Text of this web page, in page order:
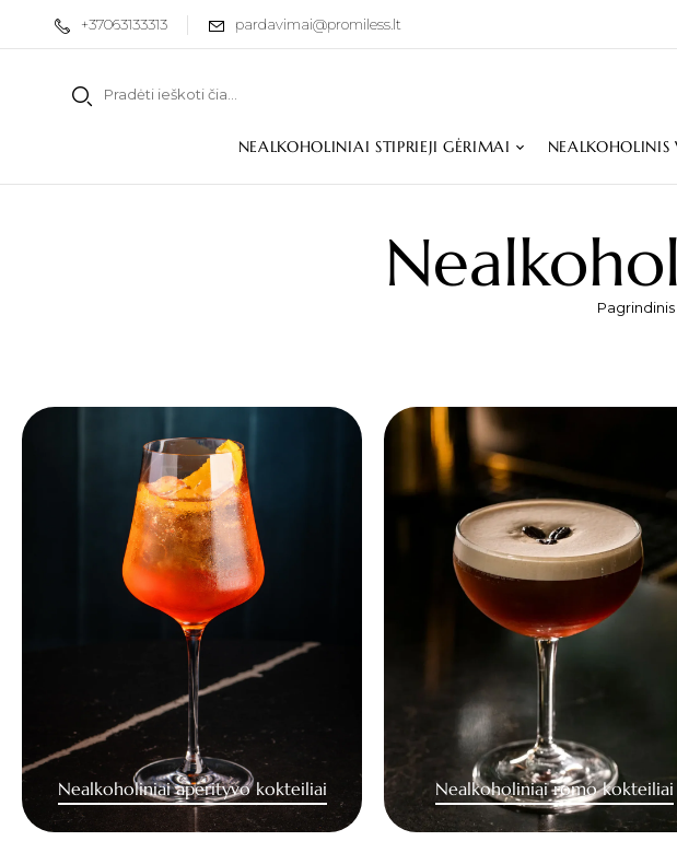
+37063133313 pardavimai@promiless.lt
NEALKOHOLINIAI STIPRIEJI GĖRIMAI NEALKOHOLINIS
Pagrindinis
Nealkoholiniai aperityvo kokteiliai Nealkoholiniai romo kokteiliai